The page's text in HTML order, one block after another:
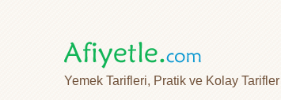
Yemek Tarifleri, Pratik ve Kolay Tarifler